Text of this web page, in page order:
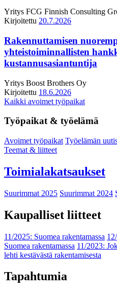
Yritys FCG Finnish Consulting
Kirjoitettu 20.7.2026
Rakennuttamisen
yhteistoiminnallisten
kustannusasiantuntija
Yritys Boost Brothers Oy
Kirjoitettu 18.6.2026
Kaikki avoimet työpaikat
Työpaikat & työelämä
Avoimet työpaikat Työelämän
Teemat & liitteet
Toimialakatsaukset
Suurimmat 2025 Suurimmat 2024
Kaupalliset liitteet
11/2025: Suomea rakentamassa
Suomea rakentamassa 11/2023:
lehti kestävästä rakentamisesta
Tapahtumia